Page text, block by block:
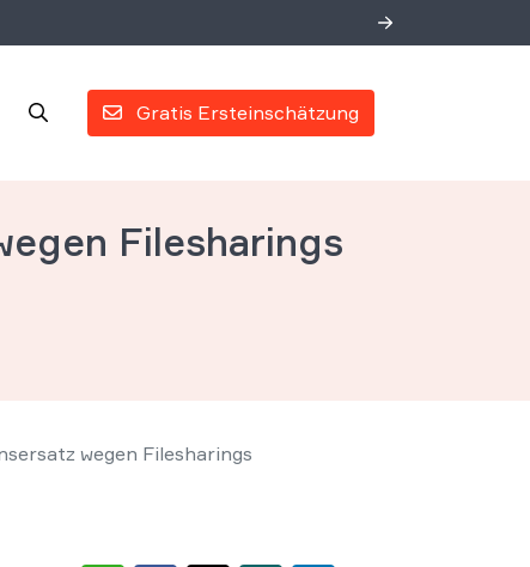
Gratis Ersteinschätzung
Filesharings
wegen Filesharings